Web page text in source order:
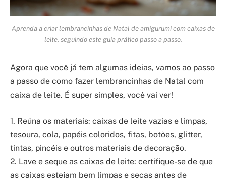
Aprenda a criar lembrancinhas de Natal de amigurumi com caixas de
leite, seguindo este guia prático passo a passo.
Agora que você já tem algumas ideias, vamos ao passo
a passo de como fazer lembrancinhas de Natal com
caixa de leite. É super simples, você vai ver!
1. Reúna os materiais: caixas de leite vazias e limpas,
tesoura, cola, papéis coloridos, fitas, botões, glitter,
tintas, pincéis e outros materiais de decoração.
2. Lave e seque as caixas de leite: certifique-se de que
as caixas estejam bem limpas e secas antes de